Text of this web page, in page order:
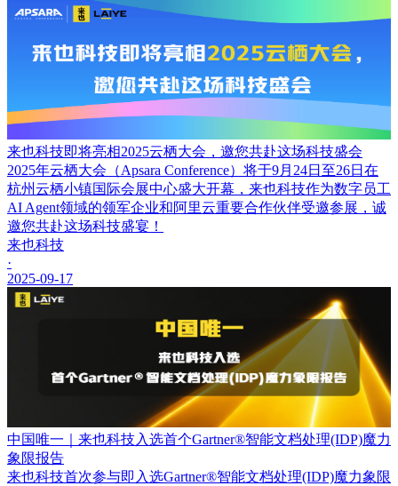
来也科技即将亮相2025云栖大会，邀您共赴这场科技盛会
2025年云栖大会（Apsara Conference）将于9月24日至26日在
杭州云栖小镇国际会展中心盛大开幕，来也科技作为数字员工
AI Agent领域的领军企业和阿里云重要合作伙伴受邀参展，诚
邀您共赴这场科技盛宴！
来也科技
·
2025-09-17
中国唯一｜来也科技入选首个Gartner®智能文档处理(IDP)魔力
象限报告
来也科技首次参与即入选Gartner®智能文档处理(IDP)魔力象限